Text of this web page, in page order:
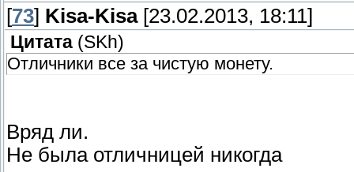
[73] Kisa-Kisa[23.02.2013, 18:11]
Цитата (SKh)
Отличники все за чистую монету.
Вряд ли.
Не была отличницей никогда